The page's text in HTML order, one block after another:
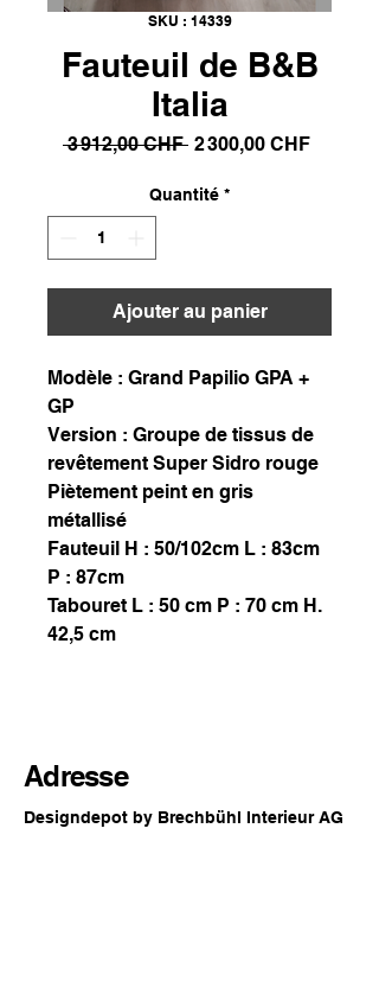
SKU : 14339
Fauteuil de B&B
Italia
3 912,00 CHF Prix
2 300,00 CHFPrix
Quantité *
Ajouter au panier
Modèle : Grand Papilio GPA +
GP
Version : Groupe de tissus de
revêtement Super Sidro rouge
Piètement peint en gris
métallisé
Fauteuil H : 50/102cm L : 83cm
P : 87cm
Tabouret L : 50 cm P : 70 cm H.
42,5 cm
Adresse
Designdepot by Brechbühl Interieur AG